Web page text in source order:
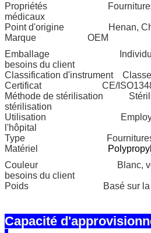
Propriétés Fournitures et
médicaux
Point d'origine Henan,
Marque OEM
Emballage Individuel ou
besoins du client
Classification d'instrument Classe I
Certificat CE/
Méthode de stérilisation
stérilisation
Utilisation Employez
l'hôpital
Type Fournitures
Matériel
Couleur Blanc, vert ou
besoins du client
Poids Basé sur la
Capacité